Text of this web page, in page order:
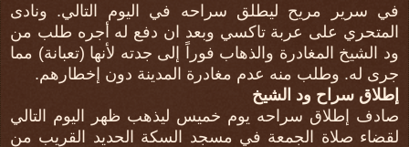
في سرير مريح ليطلق سراحه في اليوم التالي. ونادى
المتحري على عربة تاكسي وبعد ان دفع له أجره طلب من
ود الشيخ المغادرة والذهاب فوراً إلى جدته لأنها (تعبانة) مما
جرى له. وطلب منه عدم مغادرة المدينة دون إخطارهم.
إطلاق سراح ود الشيخ
صادف إطلاق سراحه يوم خميس ليذهب ظهر اليوم التالي
لقضاء صلاة الجمعة في مسجد السكة الحديد القريب من